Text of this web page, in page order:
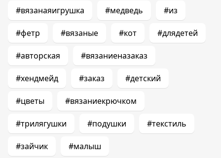
#вязанаяигрушка #медведь #из
#фетр #вязаные #кот #длядетей
#авторская #вязаниеназаказ
#хендмейд #заказ #детский
#цветы #вязаниекрючком
#трилягушки #подушки #текстиль
#зайчик #малыш